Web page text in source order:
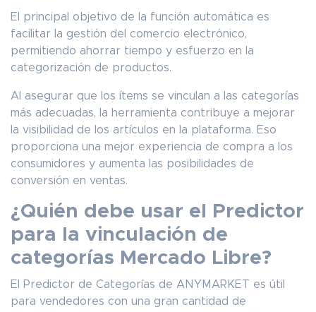
El principal objetivo de la función automática es
facilitar la gestión del comercio electrónico,
permitiendo ahorrar tiempo y esfuerzo en la
categorización de productos.
Al asegurar que los ítems se vinculan a las categorías
más adecuadas, la herramienta contribuye a mejorar
la visibilidad de los artículos en la plataforma. Eso
proporciona una mejor experiencia de compra a los
consumidores y aumenta las posibilidades de
conversión en ventas.
¿Quién debe usar el Predictor
para la vinculación de
categorías Mercado Libre?
El Predictor de Categorías de ANYMARKET es útil
para vendedores con una gran cantidad de